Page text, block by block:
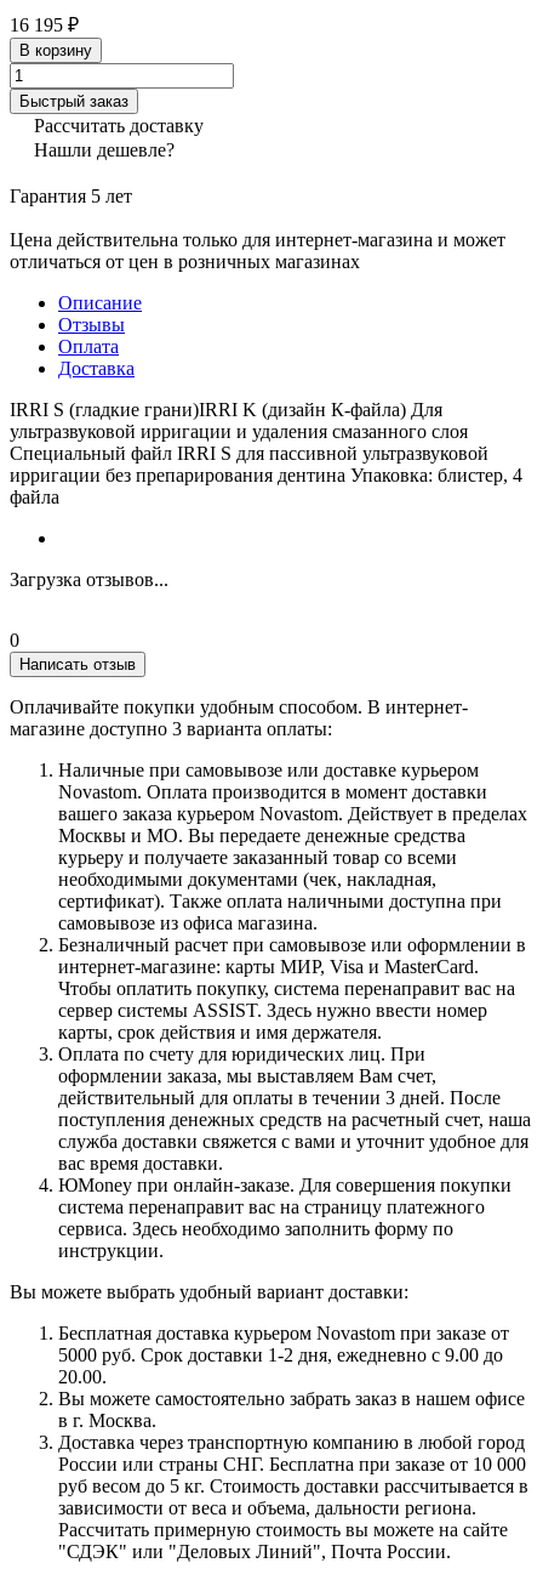
16 195 ₽
В корзину
Быстрый заказ
Рассчитать доставку
Нашли дешевле?
Гарантия 5 лет
Цена действительна только для интернет-магазина и может
отличаться от цен в розничных магазинах
Описание
Отзывы
Оплата
Доставка
IRRI S (гладкие грани)IRRI K (дизайн К-файла) Для
ультразвуковой ирригации и удаления смазанного слоя
Специальный файл IRRI S для пассивной ультразвуковой
ирригации без препарирования дентина Упаковка: блистер, 4
файла
Загрузка отзывов...
0
Написать отзыв
Оплачивайте покупки удобным способом. В интернет-
магазине доступно 3 варианта оплаты:
Наличные при самовывозе или доставке курьером
Novastom. Оплата производится в момент доставки
вашего заказа курьером Novastom. Действует в пределах
Москвы и МО. Вы передаете денежные средства
курьеру и получаете заказанный товар со всеми
необходимыми документами (чек, накладная,
сертификат). Также оплата наличными доступна при
самовывозе из офиса магазина.
Безналичный расчет при самовывозе или оформлении в
интернет-магазине: карты МИР, Visa и MasterCard.
Чтобы оплатить покупку, система перенаправит вас на
сервер системы ASSIST. Здесь нужно ввести номер
карты, срок действия и имя держателя.
Оплата по счету для юридических лиц. При
оформлении заказа, мы выставляем Вам счет,
действительный для оплаты в течении 3 дней. После
поступления денежных средств на расчетный счет, наша
служба доставки свяжется с вами и уточнит удобное для
вас время доставки.
ЮMoney при онлайн-заказе. Для совершения покупки
система перенаправит вас на страницу платежного
сервиса. Здесь необходимо заполнить форму по
инструкции.
Вы можете выбрать удобный вариант доставки:
Бесплатная доставка курьером Novastom при заказе от
5000 руб. Срок доставки 1-2 дня, ежедневно с 9.00 до
20.00.
Вы можете самостоятельно забрать заказ в нашем офисе
в г. Москва.
Доставка через транспортную компанию в любой город
России или страны СНГ. Бесплатна при заказе от 10 000
руб весом до 5 кг. Стоимость доставки рассчитывается в
зависимости от веса и объема, дальности региона.
Рассчитать примерную стоимость вы можете на сайте
"СДЭК" или "Деловых Линий", Почта России.